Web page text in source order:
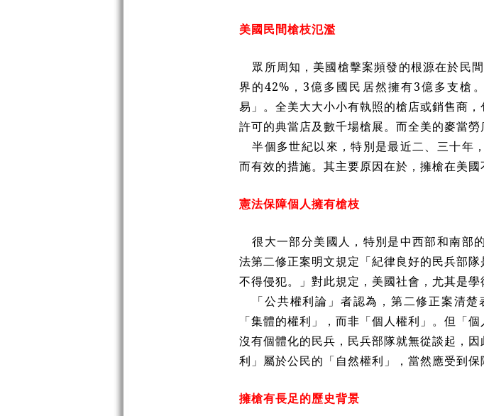
美國民間槍枝氾濫
眾所周知，美國槍擊案頻發的根源在於民
界的42% ， 3億多國民居然擁有3億多支槍
易」。全美大大小小有執照的槍店或銷售商
許可的典當店及數千場槍展。而全美的麥當勞
半個多世紀以來，特別是最近二、三十年
而有效的措施。其主要原因在於，擁槍在美
憲法保障個人擁有槍枝
很大一部分美國人，特別是中西部和南部
法第二修正案明文規定「紀律良好的民兵部
不得侵犯。」對此規定，美國社會，尤其是學
「公共權利論」者認為，第二修正案清
「集體的權利」，而非「個人權利」。但「
沒有個體化的民兵，民兵部隊就無從談起，
利」屬於公民的「自然權利」，當然應受到保
擁槍有長足的歷史背景